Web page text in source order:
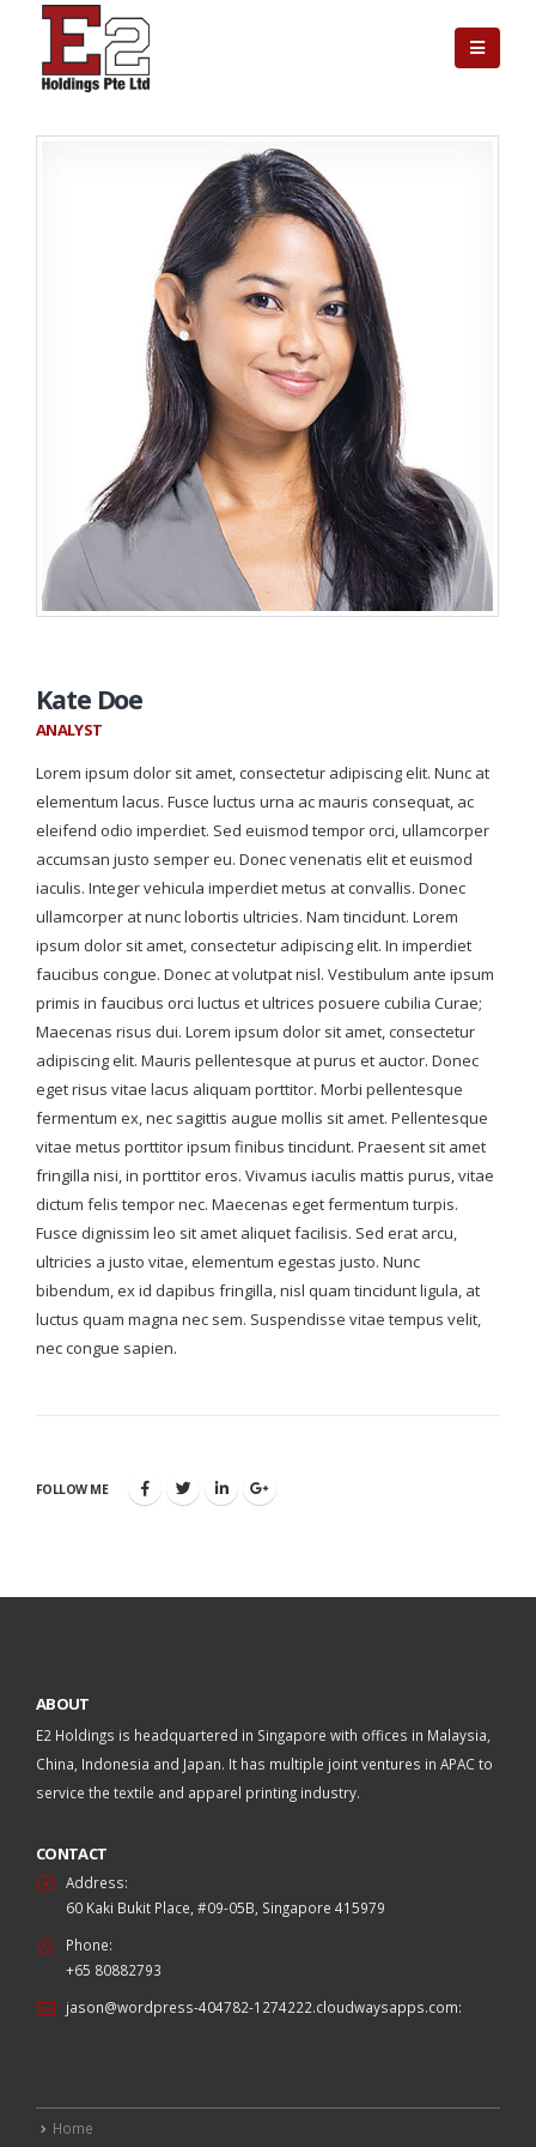
Kate Doe
ANALYST
Lorem ipsum dolor sit amet, consectetur adipiscing elit. Nunc at
elementum lacus. Fusce luctus urna ac mauris consequat, ac
eleifend odio imperdiet. Sed euismod tempor orci, ullamcorper
accumsan justo semper eu. Donec venenatis elit et euismod
iaculis. Integer vehicula imperdiet metus at convallis. Donec
ullamcorper at nunc lobortis ultricies. Nam tincidunt. Lorem
ipsum dolor sit amet, consectetur adipiscing elit. In imperdiet
faucibus congue. Donec at volutpat nisl. Vestibulum ante ipsum
primis in faucibus orci luctus et ultrices posuere cubilia Curae;
Maecenas risus dui. Lorem ipsum dolor sit amet, consectetur
adipiscing elit. Mauris pellentesque at purus et auctor. Donec
eget risus vitae lacus aliquam porttitor. Morbi pellentesque
fermentum ex, nec sagittis augue mollis sit amet. Pellentesque
vitae metus porttitor ipsum finibus tincidunt. Praesent sit amet
fringilla nisi, in porttitor eros. Vivamus iaculis mattis purus, vitae
dictum felis tempor nec. Maecenas eget fermentum turpis.
Fusce dignissim leo sit amet aliquet facilisis. Sed erat arcu,
ultricies a justo vitae, elementum egestas justo. Nunc
bibendum, ex id dapibus fringilla, nisl quam tincidunt ligula, at
luctus quam magna nec sem. Suspendisse vitae tempus velit,
nec congue sapien.
FOLLOW ME
ABOUT
E2 Holdings is headquartered in Singapore with offices in Malaysia,
China, Indonesia and Japan. It has multiple joint ventures in APAC to
service the textile and apparel printing industry.
CONTACT
Address:
60 Kaki Bukit Place, #09-05B, Singapore 415979
Phone:
+65 80882793
jason@wordpress-404782-1274222.cloudwaysapps.com:
Home